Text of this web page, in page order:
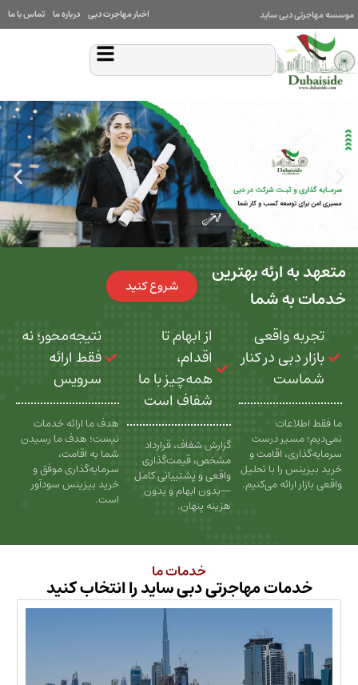
ساید درباره ما تماس با ما
بهترین
شما
شروع کنید
واقعی
در کنار
درست
اقامت و
با تحلیل
می‌کنیم.
از ابهام تا
اقدام،
همه‌چیز با ما
شفاف است
گزارش شفاف، قرارداد
مشخص، قیمت‌گذاری
واقعی و پشتیبانی کامل
—بدون ابهام و بدون
نتیجه‌محور؛ نه
فقط ارائه
سرویس
هدف ما ارائه خدمات
نیست؛ هدف ما رسیدن
شما به اقامت،
سرمایه‌گذاری موفق و
خرید بیزینس سودآور
است.
مهاجرتی دبی ساید را انتخاب کنید